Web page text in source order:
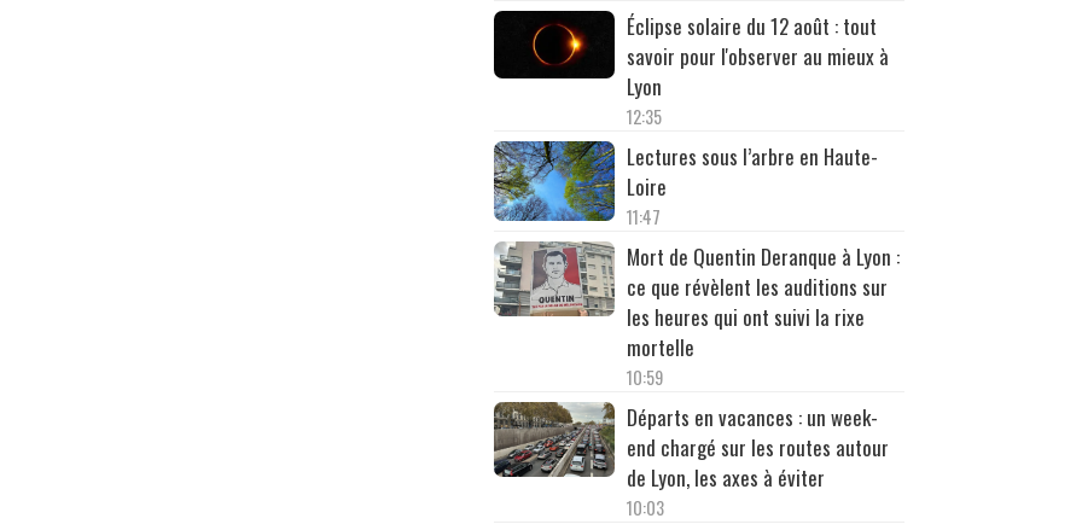
Éclipse solaire du 12 août : tout
savoir pour l'observer au mieux à
Lyon
12:35
Lectures sous l’arbre en Haute-
Loire
11:47
Mort de Quentin Deranque à Lyon :
ce que révèlent les auditions sur
les heures qui ont suivi la rixe
mortelle
10:59
Départs en vacances : un week-
end chargé sur les routes autour
de Lyon, les axes à éviter
10:03